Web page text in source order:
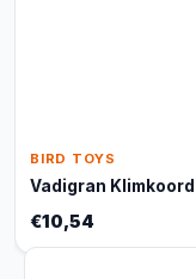
BIRD TOYS
Vadigran
€10,54